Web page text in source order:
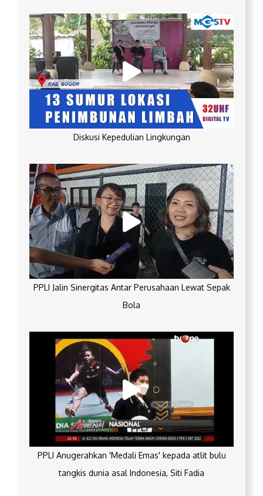
Diskusi Kepedulian Lingkungan
PPLI Jalin Sinergitas Antar Perusahaan Lewat Sepak
Bola
PPLI Anugerahkan 'Medali Emas' kepada atlit bulu
tangkis dunia asal Indonesia, Siti Fadia